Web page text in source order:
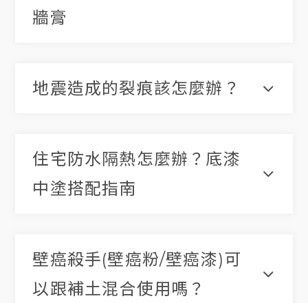
牆膏
地震造成的裂痕該怎麼辦？
住宅防水隔熱怎麼辦？底漆
中塗搭配指南
壁癌殺手(壁癌粉/壁癌漆)可
以跟補土混合使用嗎？